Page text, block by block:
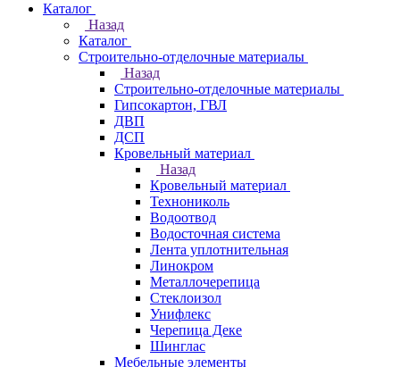
Каталог
Назад
Каталог
Строительно-отделочные материалы
Назад
Строительно-отделочные материалы
Гипсокартон, ГВЛ
ДВП
ДСП
Кровельный материал
Назад
Кровельный материал
Технониколь
Водоотвод
Водосточная система
Лента уплотнительная
Линокром
Металлочерепица
Стеклоизол
Унифлекс
Черепица Деке
Шинглас
Мебельные элементы